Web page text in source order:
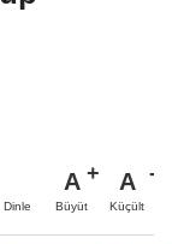
Dinle
A
Büyüt
A
Küçült